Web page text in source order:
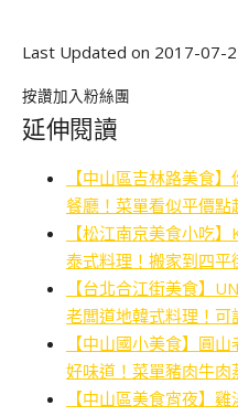
Last Updated on 2017-07-
按讚加入粉絲團
延伸閱讀
【中山區吉林路美食
餐廳！菜單看似平價點
【松江南京美食小吃
泰式料理！搬家到四平
【台北合江街美食】
老闆道地韓式料理！可
【中山國小美食】圓
好味道！菜單豬肉牛肉
【中山區美食宵夜】